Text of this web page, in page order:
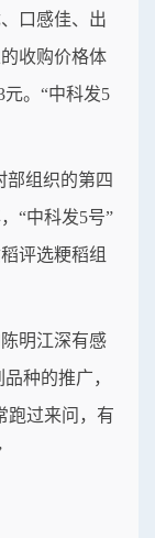
口感佳、出
收购价格体
。“中科发5
部组织的第四
“中科发5号”
评选粳稻组
明江深有感
种的推广，
跑过来问，有